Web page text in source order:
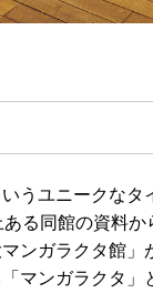
うユニークな
る同館の資料
ンガラクタ館
マンガラクタ